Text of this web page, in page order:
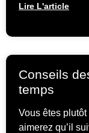
Lire L'article
Conseils
temps
Vous êtes
aimerez qu’il